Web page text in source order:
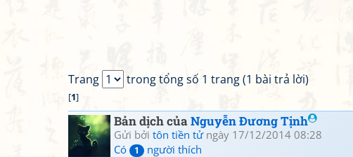
Trang trong tổng số 1 trang (1 bài trả lời)
[1]
Bản dịch củaNguyễn Đương Tịnh
Gửi bởi tôn tiền tửngày 17/12/2014 08:28
Có
1 người thích